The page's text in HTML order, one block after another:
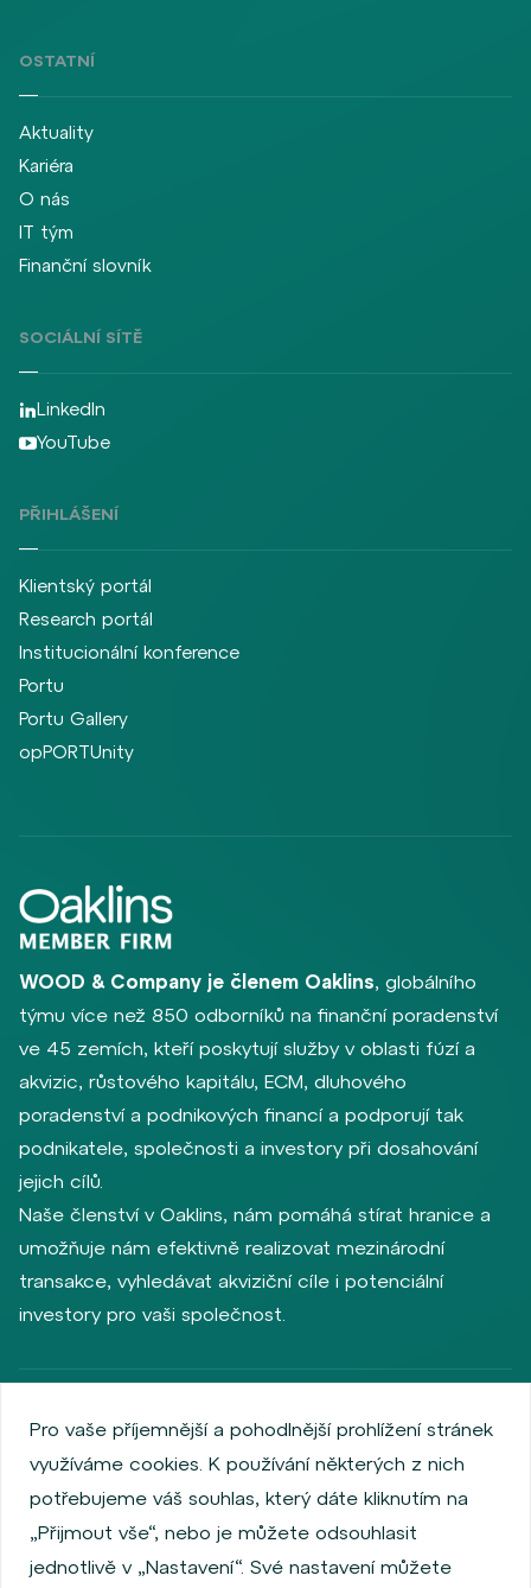
OSTATNÍ
Aktuality
Kariéra
O nás
IT tým
Finanční slovník
SOCIÁLNÍ SÍTĚ
LinkedIn
YouTube
PŘIHLÁŠENÍ
Klientský portál
Research portál
Institucionální konference
Portu
Portu Gallery
opPORTUnity
WOOD & Company je členem Oaklins, globálního
týmu více než 850 odborníků na finanční poradenství
ve 45 zemích, kteří poskytují služby v oblasti fúzí a
akvizic, růstového kapitálu, ECM, dluhového
poradenství a podnikových financí a podporují tak
podnikatele, společnosti a investory při dosahování
jejich cílů.
Naše členství v Oaklins, nám pomáhá stírat hranice a
umožňuje nám efektivně realizovat mezinárodní
transakce, vyhledávat akviziční cíle i potenciální
investory pro vaši společnost.
Zásady ochrany osobních údajů
Používání cookies
Informace o emitentech
Zaměstnanecký akciový program
Povinně zveřejňované informace
Finanční výkonnost
Regulation S, Rule 144a
Informace dle MiFID
Pro vaše příjemnější a pohodlnější prohlížení stránek
využíváme cookies. K používání některých z nich
potřebujeme váš souhlas, který dáte kliknutím na
„Přijmout vše“, nebo je můžete odsouhlasit
jednotlivě v „Nastavení“. Své nastavení můžete